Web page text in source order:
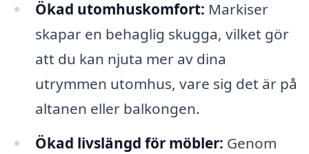
Ökad utomhuskomfort: Markiser
skapar en behaglig skugga, vilket gör
att du kan njuta mer av dina
utrymmen utomhus, vare sig det är på
altanen eller balkongen.
Ökad livslängd för möbler: Genom